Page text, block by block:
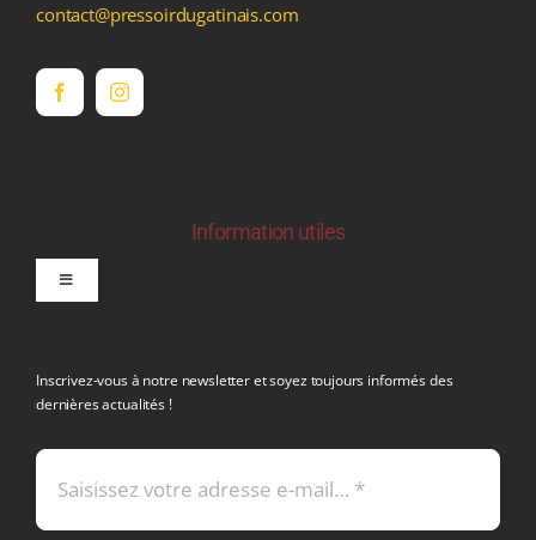
contact@pressoirdugatinais.com
Information utiles
Toggle
Mentions légales
Inscrivez-vous à notre newsletter et soyez toujours informés des
dernières actualités !